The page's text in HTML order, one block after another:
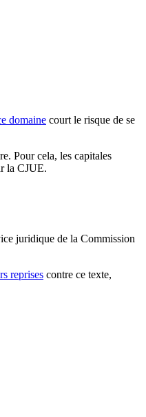
domaine court le risque de se
Pour cela, les capitales
la CJUE.
juridique de la Commission
reprises contre ce texte,